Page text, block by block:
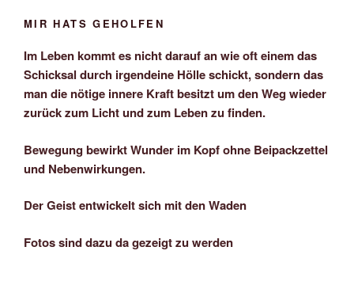
MIR HATS GEHOLFEN
Im Leben kommt es nicht darauf an wie oft einem das
Schicksal durch irgendeine Hölle schickt, sondern das
man die nötige innere Kraft besitzt um den Weg wieder
zurück zum Licht und zum Leben zu finden.
Bewegung bewirkt Wunder im Kopf ohne Beipackzettel
und Nebenwirkungen.
Der Geist entwickelt sich mit den Waden
Fotos sind dazu da gezeigt zu werden